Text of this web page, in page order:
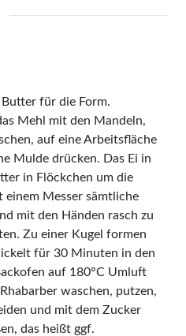
für die Form.
Mehl mit den Mandeln,
auf eine Arbeitsfläche
Mulde drücken. Das Ei in
in Flöckchen um die
Messer sämtliche
mit den Händen rasch zu
Zu einer Kugel formen
für 30 Minuten in den
auf 180°C Umluft
waschen, putzen,
und mit dem Zucker
das heißt ggf.